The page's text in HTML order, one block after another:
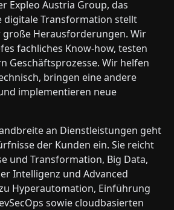
Expleo Austria Group, das
digitale Transformation stellt
große Herausforderungen. Wir
fachliches Know-how, testen
Geschäftsprozesse. Wir helfen
bringen eine andere
implementieren neue
an Dienstleistungen geht
der Kunden ein. Sie reicht
und Transformation, Big Data,
Intelligenz und Advanced
Hyperautomation, Einführung
sowie cloudbasierten